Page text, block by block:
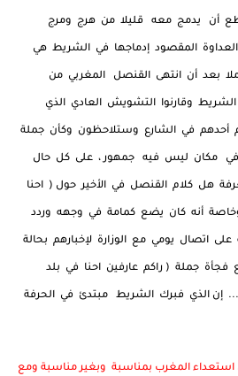
أن يدمج معه قليلا من هرج ومرج
المقصود إدماجها في الشريط هي
بعد أن انتهى القنصل المغربي من
الشريط وقارنوا التشويش العادي الذي
أحدهم في الشارع وستلاحظون وكأن جملة
مكان ليس فيه جمهور ، على كل حال
هل كلام القنصل في الأخير حول ( احنا
أنه كان يضع كمامة في وجهه وردد
اتصال يومي مع الوزارة لإخبارهم بحالة
جملة ( راكم عارفين احنا في بلد
إن الذي فبرك الشريط مبتدئ في الحرفة
المغرب بمناسبة وبغير مناسبة ومع